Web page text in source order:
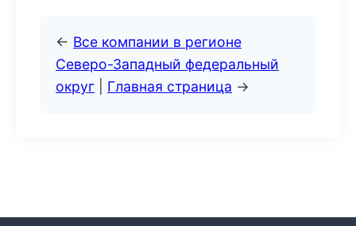
← Все компании в регионе
Северо-Западный федеральный
округ
Главная страница →